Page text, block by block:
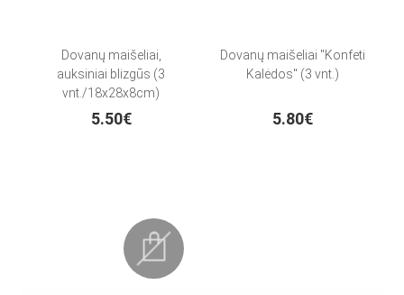
Dovanų maišeliai,
auksiniai blizgūs (3
vnt./18x28x8cm)
5.50€
Dovanų maišeliai "Konfeti
Kalėdos" (3 vnt.)
5.80€